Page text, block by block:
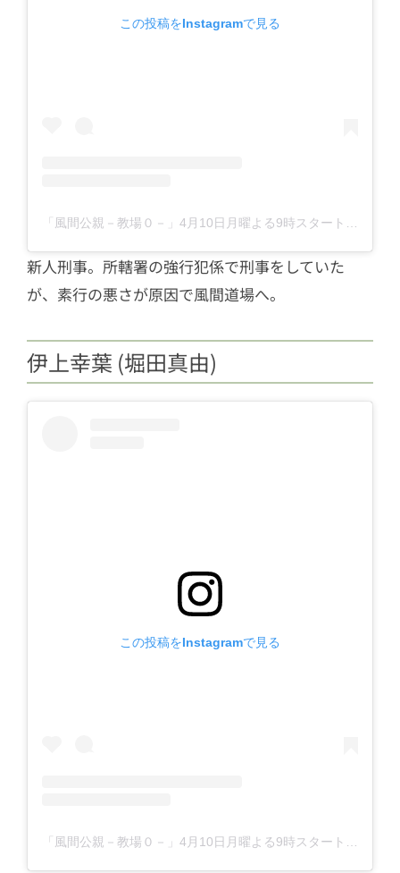
この投稿をInstagramで見る
「風間公親－教場０－」4月10日月曜よる9時スタート【フジテレビ開局65周年特別企画】(@kazamakyojo)がシェアした投稿
新人刑事。所轄署の強行犯係で刑事をしていた
が、素行の悪さが原因で風間道場へ。
伊上幸葉 (堀田真由)
この投稿をInstagramで見る